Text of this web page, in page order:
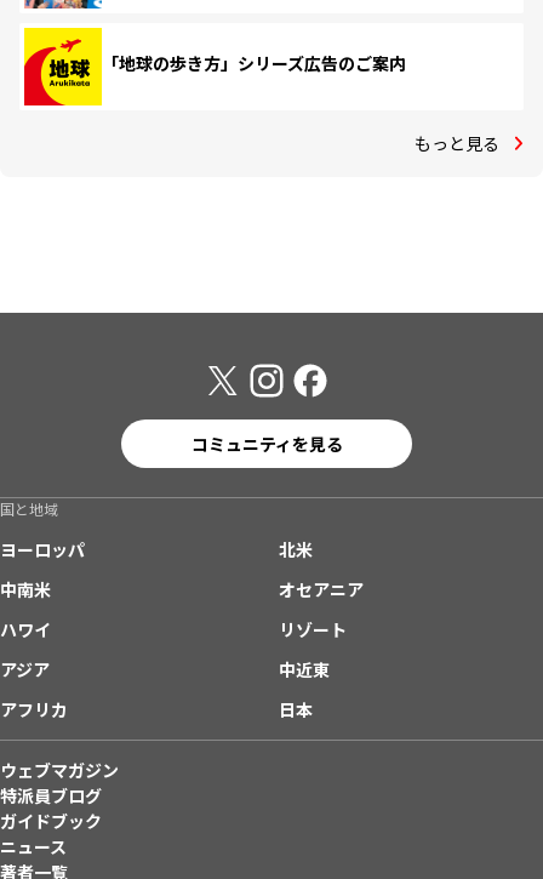
「地球の歩き方」シリーズ広告のご案内
もっと見る
コミュニティを見る
国と地域
ヨーロッパ
北米
中南米
オセアニア
ハワイ
リゾート
アジア
中近東
アフリカ
日本
ウェブマガジン
特派員ブログ
ガイドブック
ニュース
著者一覧